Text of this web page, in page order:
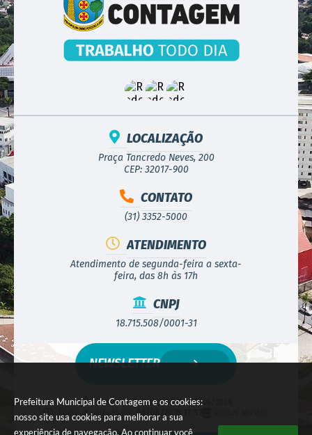
Prefeitura Municipal de Contagem e os cookies:
nosso site usa cookies para melhorar a sua
experiência de navegação. Ao continuar você
LOCALIZAÇÃO
Praça Tancredo Neves, 200
CEP: 32017-900
CONTATO
(31) 3352-5000
ATENDIMENTO
Atendimento de segunda-feira a sexta-
feira, das 8h às 17h
CNPJ
18.715.508/0001-31
Versão do Sistema:3.5.3 - 19/06/2026
Portal atualizado em:
08/08/2026 17:52
NEWSLETTER